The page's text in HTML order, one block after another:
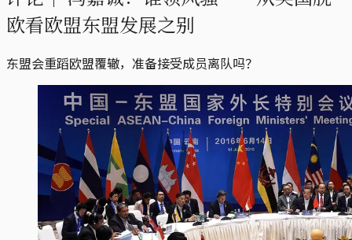
欧看欧盟东盟发展之别
东盟会重蹈欧盟覆辙，准备接受成员离队吗？